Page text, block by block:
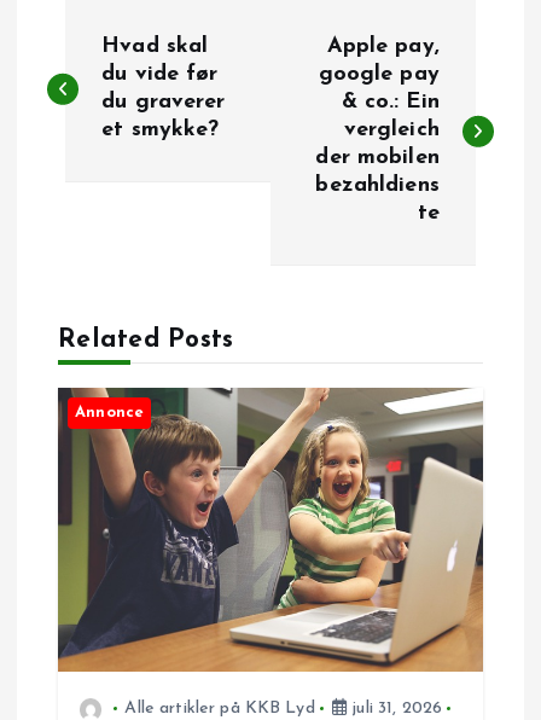
n
g
s
n
g
Hvad skal
du vide før
du graverer
et smykke?
Apple pay,
google pay
& co.: Ein
vergleich
der mobilen
bezahldiens
te
Related Posts
Annonce
Alle artikler på KKB Lyd
juli 31, 2026